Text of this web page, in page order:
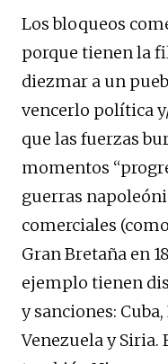
Los bloqueos
porque tienen la
diezmar a un
vencerlo política
que las fuerzas
momentos
guerras
comerciales
Gran Bretaña en
ejemplo tienen
y sanciones:
Venezuela y Siria.